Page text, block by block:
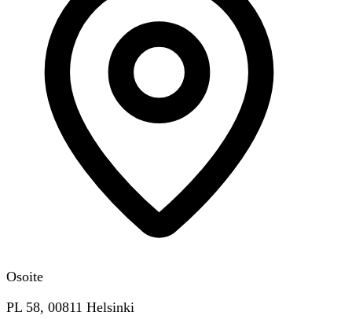
Osoite
PL 58, 00811 Helsinki